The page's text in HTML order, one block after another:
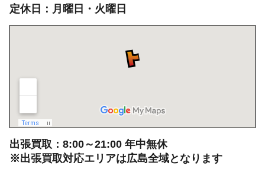
定休日：月曜日・火曜日
出張買取：8:00～21:00 年中無休
※出張買取対応エリアは広島全域となります